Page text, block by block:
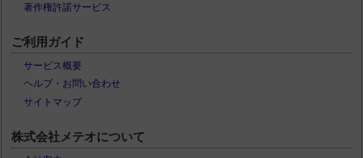
著作権許諾サービス
ご利用ガイド
サービス概要
ヘルプ・お問い合わせ
サイトマップ
株式会社メテオについて